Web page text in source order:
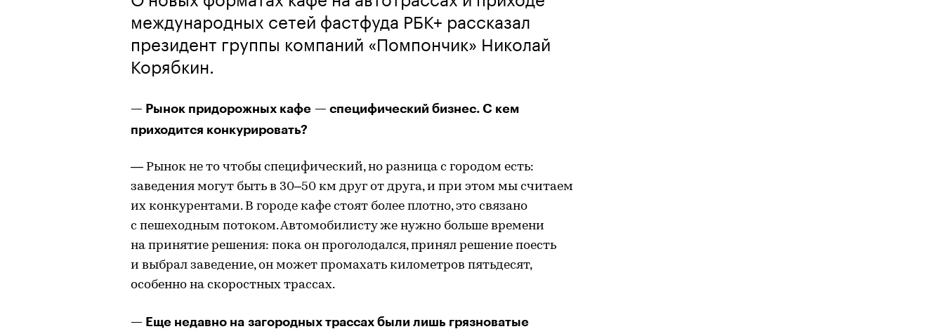
международных сетей фастфуда РБК+ рассказал
президент группы компаний «Помпончик» Николай
Корябкин.
— Рынок придорожных кафе — специфический бизнес. С кем
приходится конкурировать?
— Рынок не то чтобы специфический, но разница с городом есть:
заведения могут быть в 30–50 км друг от друга, и при этом мы считаем
их конкурентами. В городе кафе стоят более плотно, это связано
с пешеходным потоком. Автомобилисту же нужно больше времени
на принятие решения: пока он проголодался, принял решение поесть
и выбрал заведение, он может промахать километров пятьдесят,
особенно на скоростных трассах.
— Еще недавно на загородных трассах были лишь грязноватые